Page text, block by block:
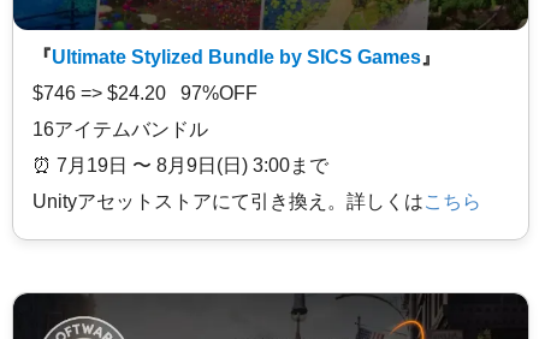
『Ultimate Stylized Bundle by SICS Games 』
$746 => $24.20 97%OFF
16アイテムバンドル
⏰️ 7月19日 〜 8月9日(日) 3:00まで
Unityアセットストアにて引き換え。詳しくはこちら